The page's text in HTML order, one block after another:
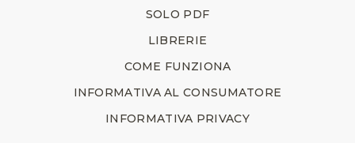
SOLO PDF
LIBRERIE
COME FUNZIONA
INFORMATIVA AL CONSUMATORE
INFORMATIVA PRIVACY